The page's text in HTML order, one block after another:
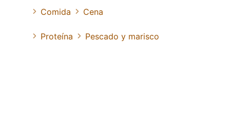
Comida Cena
Proteína Pescado y marisco